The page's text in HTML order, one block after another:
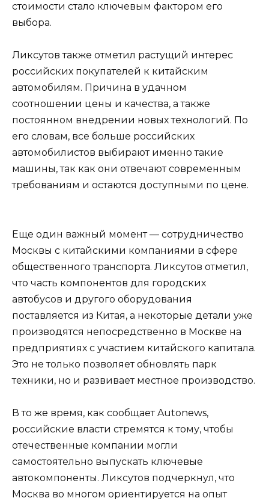
стоимости стало ключевым фактором его
выбора.
Ликсутов также отметил растущий интерес
российских покупателей к китайским
автомобилям. Причина в удачном
соотношении цены и качества, а также
постоянном внедрении новых технологий. По
его словам, все больше российских
автомобилистов выбирают именно такие
машины, так как они отвечают современным
требованиям и остаются доступными по цене.
Еще один важный момент — сотрудничество
Москвы с китайскими компаниями в сфере
общественного транспорта. Ликсутов отметил,
что часть компонентов для городских
автобусов и другого оборудования
поставляется из Китая, а некоторые детали уже
производятся непосредственно в Москве на
предприятиях с участием китайского капитала.
Это не только позволяет обновлять парк
техники, но и развивает местное производство.
В то же время, как сообщает Autonews,
российские власти стремятся к тому, чтобы
отечественные компании могли
самостоятельно выпускать ключевые
автокомпоненты. Ликсутов подчеркнул, что
Москва во многом ориентируется на опыт